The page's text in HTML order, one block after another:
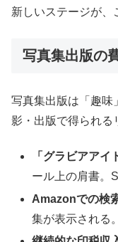
新しいステージが、
写真集出版の
写真集出版は「趣味
影・出版で得られる
「グラビアアイ
ール上の肩書。
Amazonでの検
集が表示される